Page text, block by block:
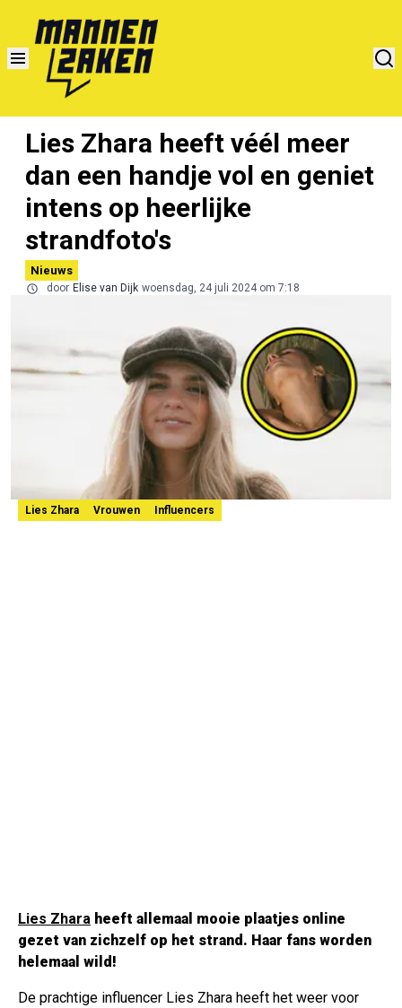
Lies Zhara heeft véél meer
dan een handje vol en geniet
intens op heerlijke
strandfoto's
Nieuws
door Elise van Dijk woensdag, 24 juli 2024 om 7:18
Lies Zhara Vrouwen Influencers
Lies Zhara heeft allemaal mooie plaatjes online
gezet van zichzelf op het strand. Haar fans worden
helemaal wild!
De prachtige influencer Lies Zhara heeft het weer voor